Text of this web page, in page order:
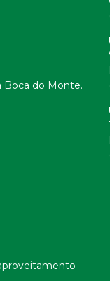
Boca do Monte.